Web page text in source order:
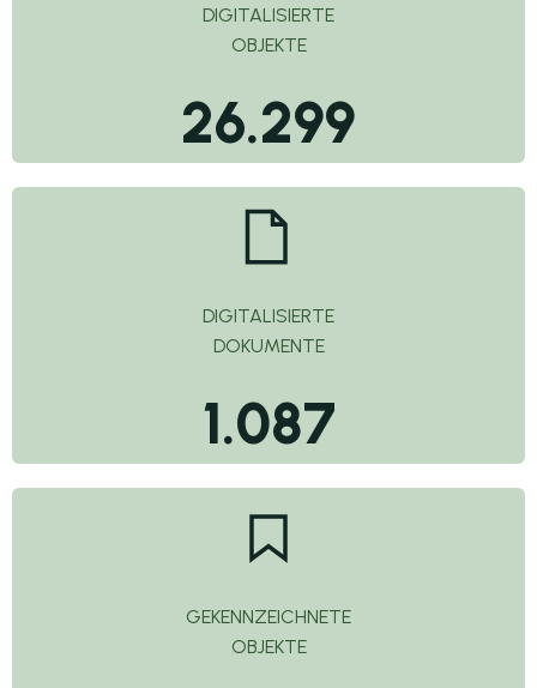
DIGITALISIERTE
OBJEKTE
26.299
DIGITALISIERTE
DOKUMENTE
1.087
GEKENNZEICHNETE
OBJEKTE